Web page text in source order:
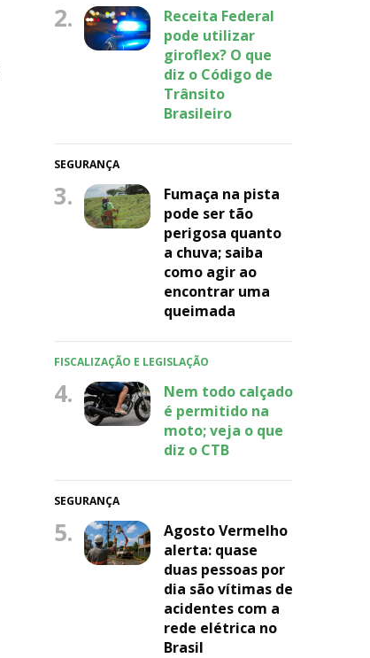
2.
Receita Federal
pode utilizar
giroflex? O que
diz o Código de
Trânsito
Brasileiro
SEGURANÇA
3.
Fumaça na pista
pode ser tão
perigosa quanto
a chuva; saiba
como agir ao
encontrar uma
queimada
FISCALIZAÇÃO E LEGISLAÇÃO
4.
Nem todo calçado
é permitido na
moto; veja o que
diz o CTB
SEGURANÇA
5.
Agosto Vermelho
alerta: quase
duas pessoas por
dia são vítimas de
acidentes com a
rede elétrica no
Brasil